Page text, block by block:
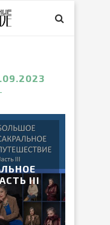
III